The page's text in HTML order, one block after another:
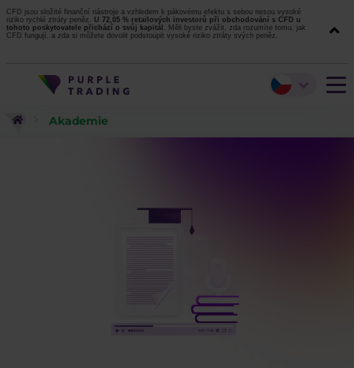
CFD jsou složité finanční nástroje a vzhledem k pákovému efektu s sebou nesou vysoké
riziko rychlé ztráty peněz. U 72,05 % retailových investorů při obchodování s CFD u
tohoto poskytovatele přichází o svůj kapitál. Měli byste zvážit, zda rozumíte tomu, jak
CFD fungují, a zda si můžete dovolit podstoupit vysoké riziko ztráty svých peněz.
Akademie